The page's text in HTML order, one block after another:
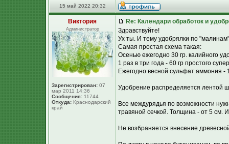
15 май 2022 20:32
Виктория
Администратор
Зарегистрирован: 07
мар 2011 14:36
Сообщения: 11744
Откуда: Краснодарский
край
Re: Календари обработок и
Здравствуйте!
Ух ты. И тему удобрялки по
Самая простая схема такая:
Осенью ежегодно 30 гр. калийного
1 раз в три года - 60 гр простого
Ежегодно весной сульфат аммония -
Удобрение распределяется лентой
Все междурядья по возможности
травяной сечкой. Толщина - от 5 см.
Не возбраняется внесение